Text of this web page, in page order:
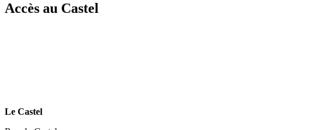
Accès au Castel
Le Castel